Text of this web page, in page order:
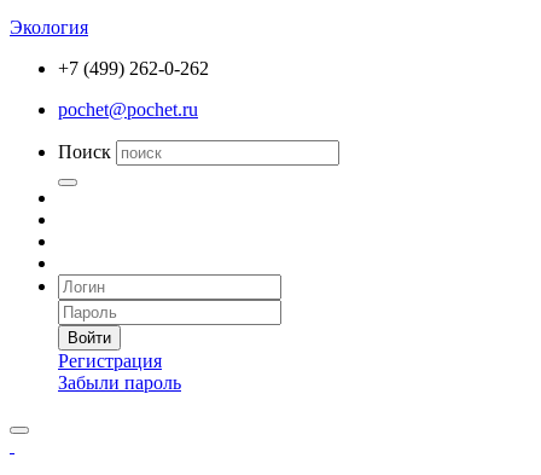
Экология
+7 (499) 262-0-262
pochet@pochet.ru
Поиск
Войти
Регистрация
Забыли пароль